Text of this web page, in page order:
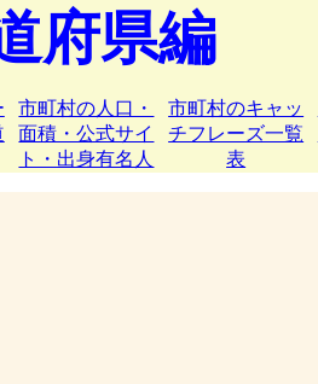
府県編
市町村の人口・
面積・公式サイ
ト・出身有名人
市町村のキャッ
チフレーズ一覧
表